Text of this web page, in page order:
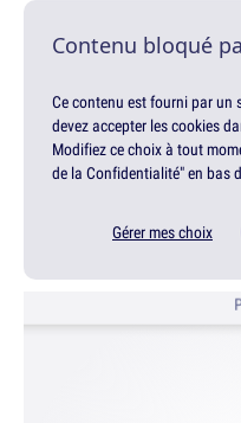
Contenu bloqué
Ce contenu est fourni par un
devez accepter les cookies
Modifiez ce choix à tout
de la Confidentialité" en bas
Gérer mes choix